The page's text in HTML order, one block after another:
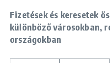
Fizetések és keresetek
különböző városokban,
országokban